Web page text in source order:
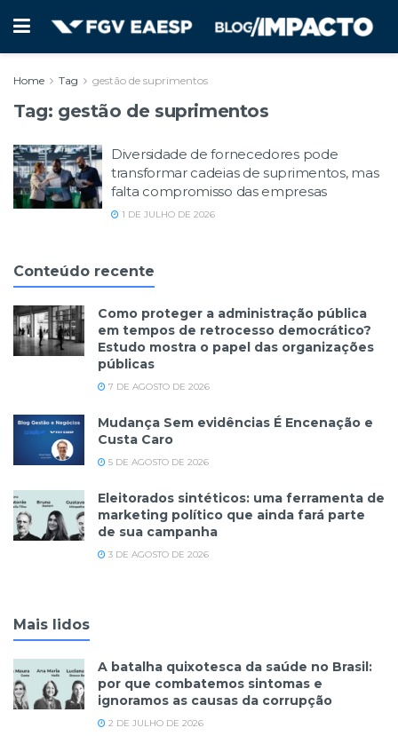
Home Tag gestão de suprimentos
Tag: gestão de suprimentos
Diversidade de fornecedores pode
transformar cadeias de suprimentos, mas
falta compromisso das empresas
1 DE JULHO DE 2026
Conteúdo recente
Como proteger a administração pública
em tempos de retrocesso democrático?
Estudo mostra o papel das organizações
públicas
7 DE AGOSTO DE 2026
Mudança Sem evidências É Encenação e
Custa Caro
5 DE AGOSTO DE 2026
Eleitorados sintéticos: uma ferramenta de
marketing político que ainda fará parte
de sua campanha
3 DE AGOSTO DE 2026
Mais lidos
A batalha quixotesca da saúde no Brasil:
por que combatemos sintomas e
ignoramos as causas da corrupção
2 DE JULHO DE 2026